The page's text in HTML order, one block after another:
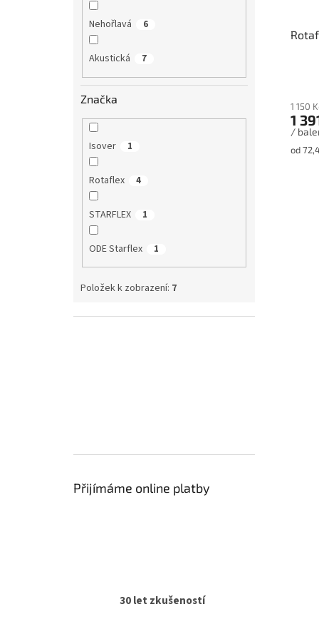
Nehořlavá 6
Akustická 7
Značka
Isover 1
Rotaflex 4
STARFLEX 1
ODE Starflex 1
Položek k zobrazení: 7
Přijímáme online platby
1 150
1
/
Měrná
od
30 let zkušeností